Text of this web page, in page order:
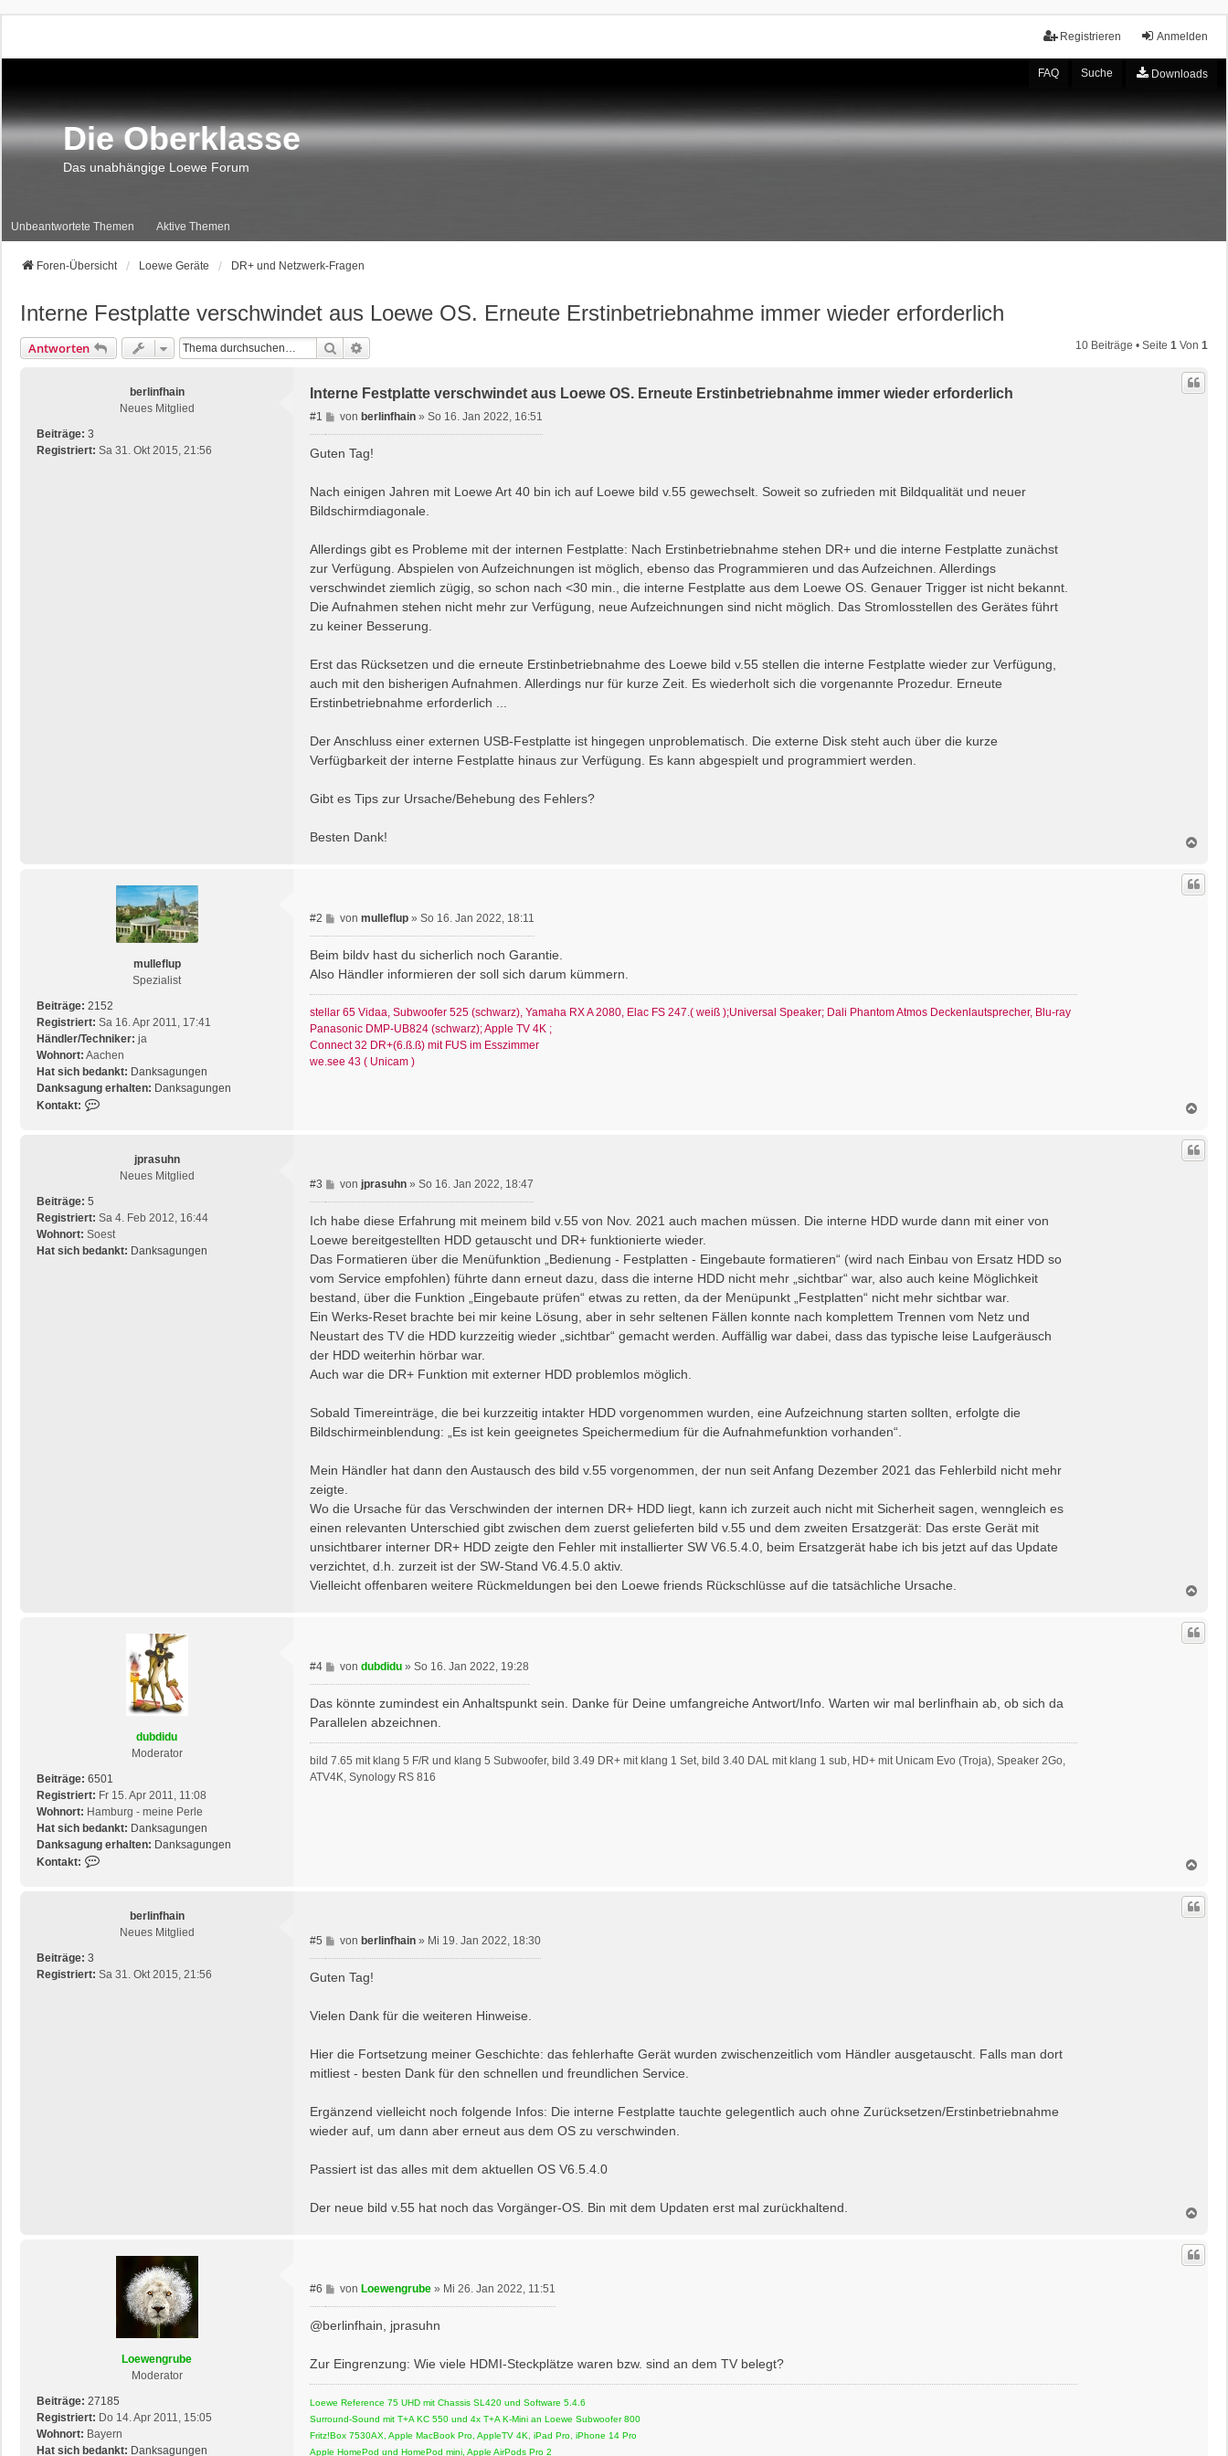
Anmelden
Registrieren
FAQ Suche Downloads
Die Oberklasse
Das unabhängige Loewe Forum
Unbeantwortete Themen Aktive Themen
Foren-Übersicht Loewe Geräte DR+ und Netzwerk-Fragen
Interne Festplatte verschwindet aus Loewe OS. Erneute Erstinbetriebnahme immer wieder erforderlich
Antworten Suche 10 Beiträge • Seite 1 Von 1
berlinfhain
Neues Mitglied
Beiträge: 3
Registriert: Sa 31. Okt 2015, 21:56
Interne Festplatte verschwindet aus Loewe OS. Erneute Erstinbetriebnahme immer wieder erforderlich
#1
B
e
a
g
von berlinfhain» So 16. Jan 2022, 16:51
Guten Tag!
Nach einigen Jahren mit Loewe Art 40 bin ich auf Loewe bild v.55 gewechselt. Soweit so zufrieden mit Bildqualität und neuer
Bildschirmdiagonale.
Allerdings gibt es Probleme mit der internen Festplatte: Nach Erstinbetriebnahme stehen DR+ und die interne Festplatte zunächst
zur Verfügung. Abspielen von Aufzeichnungen ist möglich, ebenso das Programmieren und das Aufzeichnen. Allerdings
verschwindet ziemlich zügig, so schon nach <30 min., die interne Festplatte aus dem Loewe OS. Genauer Trigger ist nicht bekannt.
Die Aufnahmen stehen nicht mehr zur Verfügung, neue Aufzeichnungen sind nicht möglich. Das Stromlosstellen des Gerätes führt
zu keiner Besserung.
Erst das Rücksetzen und die erneute Erstinbetriebnahme des Loewe bild v.55 stellen die interne Festplatte wieder zur Verfügung,
auch mit den bisherigen Aufnahmen. Allerdings nur für kurze Zeit. Es wiederholt sich die vorgenannte Prozedur. Erneute
Erstinbetriebnahme erforderlich ...
Der Anschluss einer externen USB-Festplatte ist hingegen unproblematisch. Die externe Disk steht auch über die kurze
Verfügbarkeit der interne Festplatte hinaus zur Verfügung. Es kann abgespielt und programmiert werden.
Gibt es Tips zur Ursache/Behebung des Fehlers?
Besten Dank!
c
o
mulleflup
Spezialist
Beiträge: 2152
Registriert: Sa 16. Apr 2011, 17:41
Händler/Techniker: ja
Wohnort: Aachen
Hat sich bedankt: Danksagungen
Danksagung erhalten: Danksagungen
Kontakt:
d
a
t
#2
B
e
r
a
g
von mulleflup» So 16. Jan 2022, 18:11
Beim bildv hast du sicherlich noch Garantie.
Also Händler informieren der soll sich darum kümmern.
stellar 65 Vidaa, Subwoofer 525 (schwarz), Yamaha RX A 2080, Elac FS 247.( weiß );Universal Speaker; Dali Phantom Atmos Deckenlautsprecher, Blu-ray
Panasonic DMP-UB824 (schwarz); Apple TV 4K ;
Connect 32 DR+(6.ß.ß) mit FUS im Esszimmer
we.see 43 ( Unicam )
c
o
jprasuhn
Neues Mitglied
Beiträge: 5
Registriert: Sa 4. Feb 2012, 16:44
Wohnort: Soest
Hat sich bedankt: Danksagungen
#3
B
e
r
a
g
von jprasuhn» So 16. Jan 2022, 18:47
Ich habe diese Erfahrung mit meinem bild v.55 von Nov. 2021 auch machen müssen. Die interne HDD wurde dann mit einer von
Loewe bereitgestellten HDD getauscht und DR+ funktionierte wieder.
Das Formatieren über die Menüfunktion „Bedienung - Festplatten - Eingebaute formatieren“ (wird nach Einbau von Ersatz HDD so
vom Service empfohlen) führte dann erneut dazu, dass die interne HDD nicht mehr „sichtbar“ war, also auch keine Möglichkeit
bestand, über die Funktion „Eingebaute prüfen“ etwas zu retten, da der Menüpunkt „Festplatten“ nicht mehr sichtbar war.
Ein Werks-Reset brachte bei mir keine Lösung, aber in sehr seltenen Fällen konnte nach komplettem Trennen vom Netz und
Neustart des TV die HDD kurzzeitig wieder „sichtbar“ gemacht werden. Auffällig war dabei, dass das typische leise Laufgeräusch
der HDD weiterhin hörbar war.
Auch war die DR+ Funktion mit externer HDD problemlos möglich.
Sobald Timereinträge, die bei kurzzeitig intakter HDD vorgenommen wurden, eine Aufzeichnung starten sollten, erfolgte die
Bildschirmeinblendung: „Es ist kein geeignetes Speichermedium für die Aufnahmefunktion vorhanden“.
Mein Händler hat dann den Austausch des bild v.55 vorgenommen, der nun seit Anfang Dezember 2021 das Fehlerbild nicht mehr
zeigte.
Wo die Ursache für das Verschwinden der internen DR+ HDD liegt, kann ich zurzeit auch nicht mit Sicherheit sagen, wenngleich es
einen relevanten Unterschied gibt zwischen dem zuerst gelieferten bild v.55 und dem zweiten Ersatzgerät: Das erste Gerät mit
unsichtbarer interner DR+ HDD zeigte den Fehler mit installierter SW V6.5.4.0, beim Ersatzgerät habe ich bis jetzt auf das Update
verzichtet, d.h. zurzeit ist der SW-Stand V6.4.5.0 aktiv.
Vielleicht offenbaren weitere Rückmeldungen bei den Loewe friends Rückschlüsse auf die tatsächliche Ursache.
c
o
dubdidu
Moderator
Beiträge: 6501
Registriert: Fr 15. Apr 2011, 11:08
Wohnort: Hamburg - meine Perle
Hat sich bedankt: Danksagungen
Danksagung erhalten: Danksagungen
Kontakt:
d
#4
B
e
i
r
a
g
von dubdidu» So 16. Jan 2022, 19:28
Das könnte zumindest ein Anhaltspunkt sein. Danke für Deine umfangreiche Antwort/Info. Warten wir mal berlinfhain ab, ob sich da
Parallelen abzeichnen.
bild 7.65 mit klang 5 F/R und klang 5 Subwoofer, bild 3.49 DR+ mit klang 1 Set, bild 3.40 DAL mit klang 1 sub, HD+ mit Unicam Evo (Troja), Speaker 2Go,
ATV4K, Synology RS 816
c
o
berlinfhain
Neues Mitglied
Beiträge: 3
Registriert: Sa 31. Okt 2015, 21:56
#5
B
e
a
von berlinfhain» Mi 19. Jan 2022, 18:30
Guten Tag!
Vielen Dank für die weiteren Hinweise.
Hier die Fortsetzung meiner Geschichte: das fehlerhafte Gerät wurden zwischenzeitlich vom Händler ausgetauscht. Falls man dort
mitliest - besten Dank für den schnellen und freundlichen Service.
Ergänzend vielleicht noch folgende Infos: Die interne Festplatte tauchte gelegentlich auch ohne Zurücksetzen/Erstinbetriebnahme
wieder auf, um dann aber erneut aus dem OS zu verschwinden.
Passiert ist das alles mit dem aktuellen OS V6.5.4.0
Der neue bild v.55 hat noch das Vorgänger-OS. Bin mit dem Updaten erst mal zurückhaltend.
c
o
Loewengrube
Moderator
Beiträge: 27185
Registriert: Do 14. Apr 2011, 15:05
Wohnort: Bayern
Hat sich bedankt: Danksagungen
#6
B
e
a
g
von Loewengrube» Mi 26. Jan 2022, 11:51
@berlinfhain, jprasuhn
Zur Eingrenzung: Wie viele HDMI-Steckplätze waren bzw. sind an dem TV belegt?
Loewe Reference 75 UHD mit Chassis SL420 und Software 5.4.6
Surround-Sound mit T+A KC 550 und 4x T+A K-Mini an Loewe Subwoofer 800
Fritz!Box 7530AX, Apple MacBook Pro, AppleTV 4K, iPad Pro, iPhone 14 Pro
Apple HomePod und HomePod mini, Apple AirPods Pro 2